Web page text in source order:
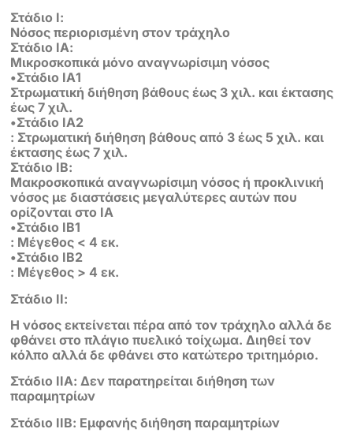
Στάδιο Ι:
Νόσος περιορισμένη στον τράχηλο
Στάδιο ΙΑ:
Μικροσκοπικά μόνο αναγνωρίσιμη νόσος
•Στάδιο ΙΑ1
Στρωματική διήθηση βάθους έως 3 χιλ. και έκτασης
έως 7 χιλ.
•Στάδιο ΙΑ2
: Στρωματική διήθηση βάθους από 3 έως 5 χιλ. και
έκτασης έως 7 χιλ.
Στάδιο ΙΒ:
Μακροσκοπικά αναγνωρίσιμη νόσος ή προκλινική
νόσος με διαστάσεις μεγαλύτερες αυτών που
ορίζονται στο ΙΑ
•Στάδιο ΙΒ1
: Μέγεθος < 4 εκ.
•Στάδιο ΙΒ2
: Μέγεθος > 4 εκ.
Στάδιο ΙΙ:
Η νόσος εκτείνεται πέρα από τον τράχηλο αλλά δε
φθάνει στο πλάγιο πυελικό τοίχωμα. Διηθεί τον
κόλπο αλλά δε φθάνει στο κατώτερο τριτημόριο.
Στάδιο ΙΙΑ: Δεν παρατηρείται διήθηση των
παραμητρίων
Στάδιο ΙΙΒ: Εμφανής διήθηση παραμητρίων